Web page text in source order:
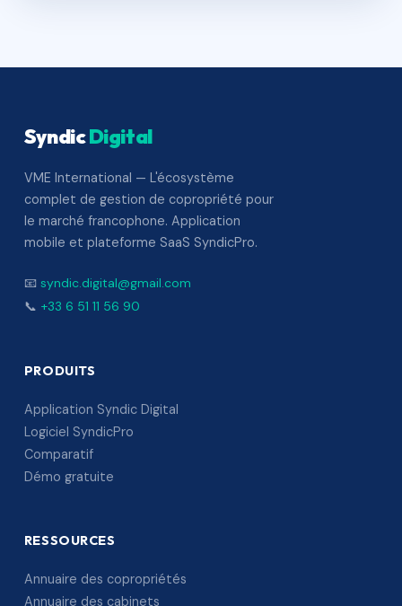
SyndicDigital
VME International — L'écosystème
complet de gestion de copropriété pour
le marché francophone. Application
mobile et plateforme SaaS SyndicPro.
📧 syndic.digital@gmail.com
📞 +33 6 51 11 56 90
PRODUITS
Application Syndic Digital
Logiciel SyndicPro
Comparatif
Démo gratuite
RESSOURCES
Annuaire des copropriétés
Annuaire des cabinets